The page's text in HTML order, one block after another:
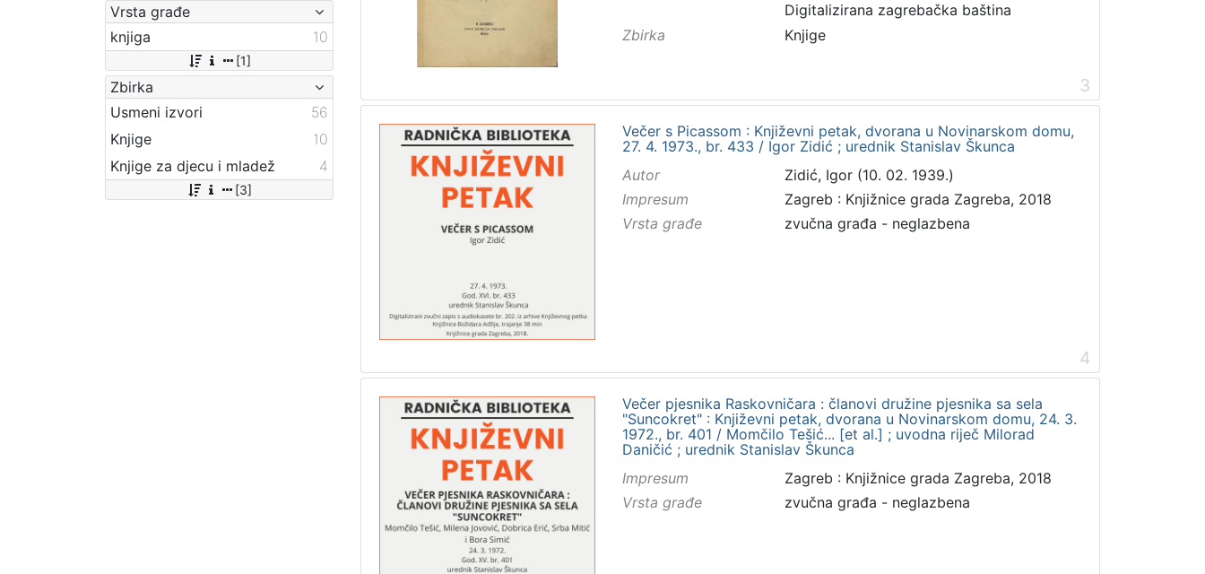
Vrsta građe
knjiga
10
[1]
Zbirka
Usmeni izvori
56
Knjige
10
Knjige za djecu i mladež
4
[3]
Digitalizirana zagrebačka baština
Zbirka
Knjige
3
Večer s Picassom : Književni petak, dvorana u Novinarskom domu,
27. 4. 1973., br. 433 / Igor Zidić ; urednik Stanislav Škunca
Autor
Zidić, Igor (10. 02. 1939.)
Impresum
Zagreb : Knjižnice grada Zagreba, 2018
Vrsta građe
zvučna građa - neglazbena
4
Večer pjesnika Raskovničara : članovi družine pjesnika sa sela
"Suncokret" : Književni petak, dvorana u Novinarskom domu, 24. 3.
1972., br. 401 / Momčilo Tešić... [et al.] ; uvodna riječ Milorad
Daničić ; urednik Stanislav Škunca
Impresum
Zagreb : Knjižnice grada Zagreba, 2018
Vrsta građe
zvučna građa - neglazbena